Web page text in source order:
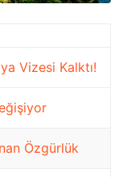
Vizesi Kalktı!
Özgürlük